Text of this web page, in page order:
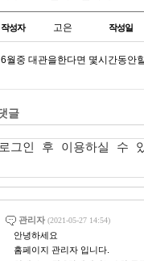
작성자 고은 작성일
6월중 대관을한다면 몇시간동안